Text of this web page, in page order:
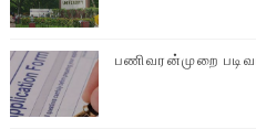
பணிவரன்முறை